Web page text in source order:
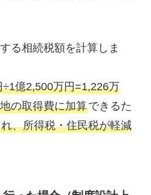
る相続税額を計算しま
億2,500万円​=1,226万
の取得費に加算できるた
、所得税・住民税が軽減